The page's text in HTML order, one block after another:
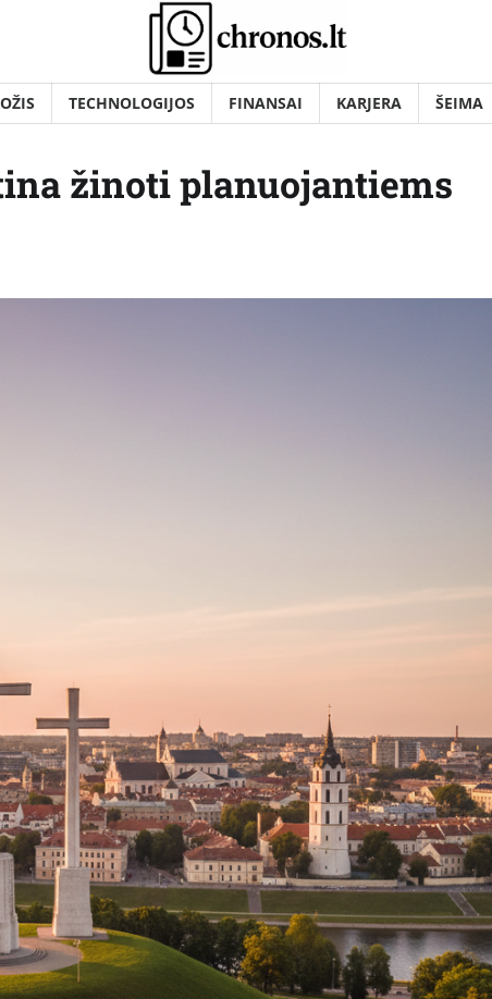
TECHNOLOGIJOS FINANSAI KARJERA ŠEIMA
žinoti planuojantiems